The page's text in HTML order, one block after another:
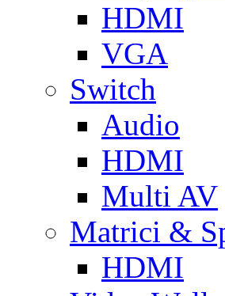
HDMI
VGA
Switch
Audio
HDMI
Multi AV
Matrici &
HDMI